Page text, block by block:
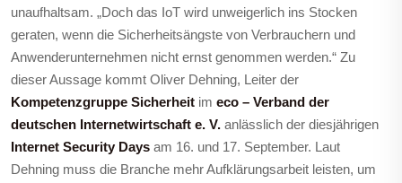
unaufhaltsam. „Doch das IoT wird unweigerlich ins Stocken
geraten, wenn die Sicherheitsängste von Verbrauchern und
Anwenderunternehmen nicht ernst genommen werden.“ Zu
dieser Aussage kommt Oliver Dehning, Leiter der
Kompetenzgruppe Sicherheit im eco – Verband der
deutschen Internetwirtschaft e. V. anlässlich der diesjährigen
Internet Security Days am 16. und 17. September. Laut
Dehning muss die Branche mehr Aufklärungsarbeit leisten, um